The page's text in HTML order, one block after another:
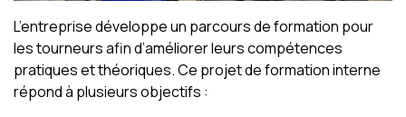
L’entreprise développe un parcours de formation pour
les tourneurs afin d’améliorer leurs compétences
pratiques et théoriques. Ce projet de formation interne
répond à plusieurs objectifs :